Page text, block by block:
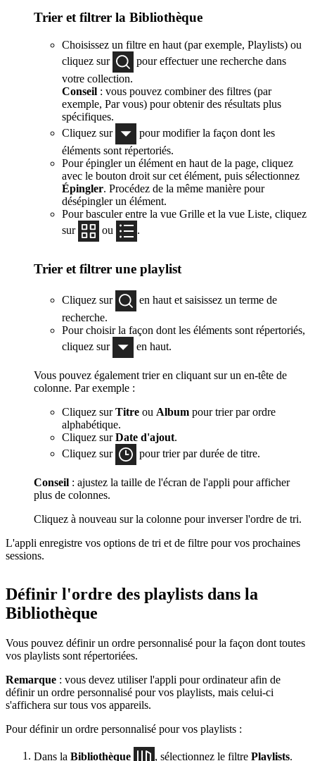
Trier et filtrer la Bibliothèque
Choisissez un filtre en haut (par exemple, Playlists) ou
cliquez sur
pour effectuer une recherche dans
votre collection.
Conseil : vous pouvez combiner des filtres (par
exemple, Par vous) pour obtenir des résultats plus
spécifiques.
Cliquez sur
pour modifier la façon dont les
éléments sont répertoriés.
Pour épingler un élément en haut de la page, cliquez
avec le bouton droit sur cet élément, puis sélectionnez
Épingler. Procédez de la même manière pour
désépingler un élément.
Pour basculer entre la vue Grille et la vue Liste, cliquez
sur
ou .
Trier et filtrer une playlist
Cliquez sur
en haut et saisissez un terme de
recherche.
Pour choisir la façon dont les éléments sont répertoriés,
cliquez sur
en haut.
Vous pouvez également trier en cliquant sur un en-tête de
colonne. Par exemple :
Cliquez surTitre ou Album pour trier par ordre
alphabétique.
Cliquez surDate d'ajout.
Cliquez sur
pour trier par durée de titre.
Conseil : ajustez la taille de l'écran de l'appli pour afficher
plus de colonnes.
Cliquez à nouveau sur la colonne pour inverser l'ordre de tri.
L'appli enregistre vos options de tri et de filtre pour vos prochaines
sessions.
Définir l'ordre des playlists dans la
Bibliothèque
Vous pouvez définir un ordre personnalisé pour la façon dont toutes
vos playlists sont répertoriées.
Remarque : vous devez utiliser l'appli pour ordinateur afin de
définir un ordre personnalisé pour vos playlists, mais celui-ci
s'affichera sur tous vos appareils.
Pour définir un ordre personnalisé pour vos playlists :
Dans la Bibliothèque , sélectionnez le filtre Playlists.